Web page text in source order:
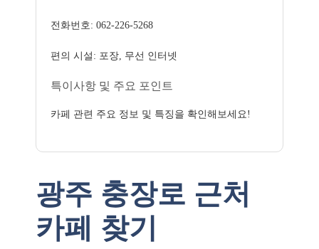
전화번호: 062-226-5268
편의 시설: 포장, 무선 인터넷
특이사항 및 주요 포인트
카페 관련 주요 정보 및 특징을 확인해보세요!
광주 충장로 근처
카페 찾기